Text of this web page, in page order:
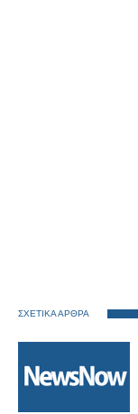
ΣΧΕΤΙΚΑ ΑΡΘΡΑ